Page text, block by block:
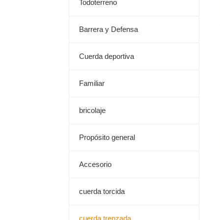
Todoterreno
Barrera y Defensa
Cuerda deportiva
Familiar
bricolaje
Propósito general
Accesorio
cuerda torcida